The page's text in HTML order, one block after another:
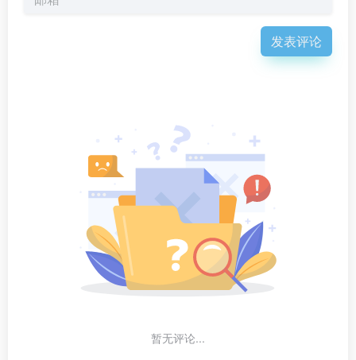
发表评论
暂无评论...